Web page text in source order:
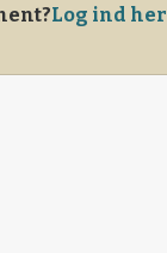
Log ind her